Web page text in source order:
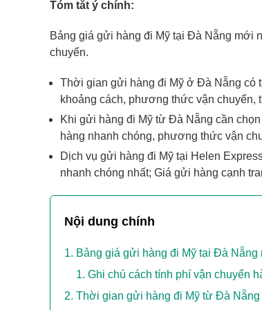
Tóm tắt ý chính:
Bảng giá gửi hàng đi Mỹ tại Đà Nẵng mới
chuyển.
Thời gian gửi hàng đi Mỹ ở Đà Nẵng có
khoảng cách, phương thức vận chuyển,
Khi gửi hàng đi Mỹ từ Đà Nẵng cần
hàng nhanh chóng, phương thức vận
Dịch vụ gửi hàng đi Mỹ tại Helen
nhanh chóng nhất; Giá gửi hàng cạnh
Nội dung chính
Bảng giá gửi hàng đi Mỹ tại Đà Nẵng
Ghi chú cách tính phí vận chuyển
Thời gian gửi hàng đi Mỹ từ Đà